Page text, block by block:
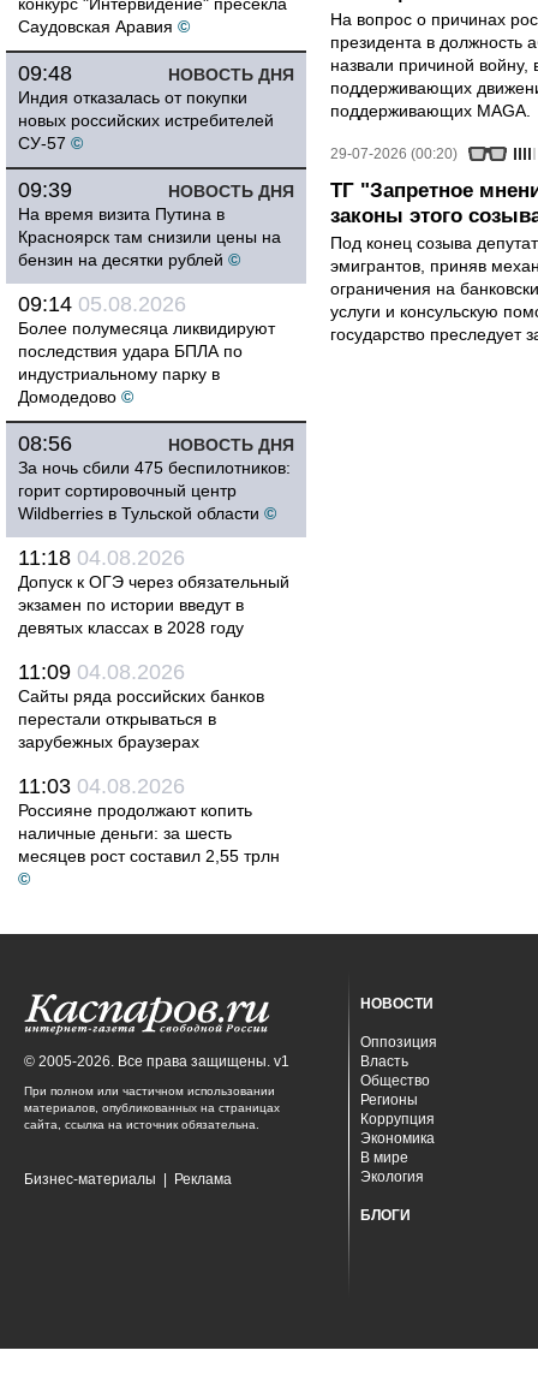
Саудовская Аравия ©
НОВОСТЬ ДНЯ
09:48
Индия отказалась от покупки
новых российских истребителей
СУ-57 ©
НОВОСТЬ ДНЯ
09:39
На время визита Путина в
Красноярск там снизили цены на
бензин на десятки рублей ©
09:14 05.08.2026
Более полумесяца ликвидируют
последствия удара БПЛА по
индустриальному парку в
Домодедово ©
НОВОСТЬ ДНЯ
08:56
За ночь сбили 475 беспилотников:
горит сортировочный центр
Wildberries в Тульской области ©
11:18 04.08.2026
Допуск к ОГЭ через обязательный
экзамен по истории введут в
девятых классах в 2028 году
11:09 04.08.2026
Сайты ряда российских банков
перестали открываться в
зарубежных браузерах
11:03 04.08.2026
Россияне продолжают копить
наличные деньги: за шесть
месяцев рост составил 2,55 трлн
©
На вопрос о причинах
президента в должность
назвали причиной войну,
поддерживающих
поддерживающих MAGA.
29-07-2026 (00:20)
ТГ "Запретное
законы этого
Под конец созыва
эмигрантов, приняв
ограничения на
услуги и консульскую
государство преследует
© 2005-2026. Все права защищены. v1
При полном или частичном использовании
материалов, опубликованных на страницах
сайта, ссылка на источник обязательна.
Бизнес-материалы Реклама
НОВОСТИ
Оппозиция
Власть
Общество
Регионы
Коррупция
Экономика
В мире
Экология
БЛОГИ